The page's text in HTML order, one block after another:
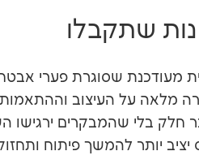
שתקבלו
מעודכנת שסוגרת פערי
מלאה על העיצוב
חלק בלי שהמבקרים ירגישו
יציב יותר להמשך פיתוח